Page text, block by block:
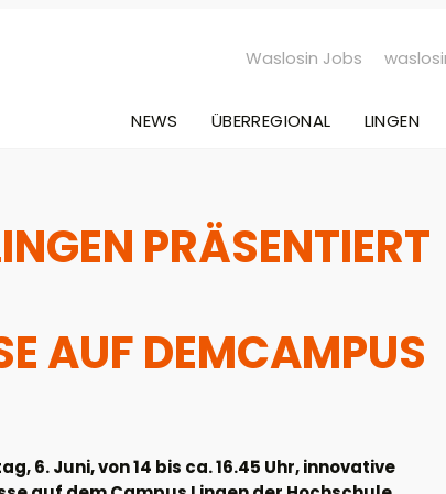
Waslosin Jobs
NEWS ÜBERREGIONAL LINGEN
PRÄSENTIERT
AUF DEMCAMPUS
6. Juni, von 14 bis ca. 16.45 Uhr, innovative